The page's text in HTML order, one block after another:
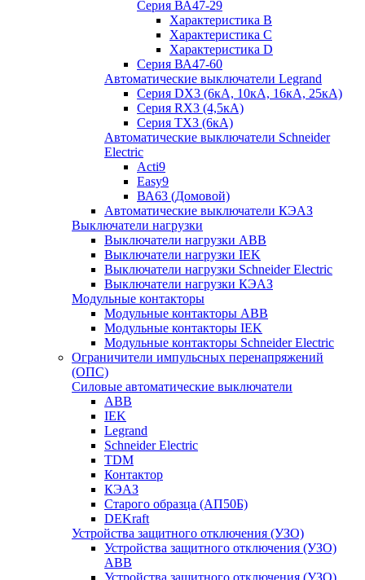
Серия ВА47-29
Характеристика B
Характеристика C
Характеристика D
Серия ВА47-60
Автоматические выключатели Legrand
Серия DX3 (6кА, 10кА, 16кА, 25кА)
Серия RX3 (4,5кА)
Серия TX3 (6кА)
Автоматические выключатели Schneider
Electric
Acti9
Easy9
ВА63 (Домовой)
Автоматические выключатели КЭАЗ
Выключатели нагрузки
Выключатели нагрузки ABB
Выключатели нагрузки IEK
Выключатели нагрузки Schneider Electric
Выключатели нагрузки КЭАЗ
Модульные контакторы
Модульные контакторы ABB
Модульные контакторы IEK
Модульные контакторы Schneider Electric
Ограничители импульсных перенапряжений
(ОПС)
Силовые автоматические выключатели
ABB
IEK
Legrand
Schneider Electric
TDM
Контактор
КЭАЗ
Старого образца (АП50Б)
DEKraft
Устройства защитного отключения (УЗО)
Устройства защитного отключения (УЗО)
ABB
Устройства защитного отключения (УЗО)